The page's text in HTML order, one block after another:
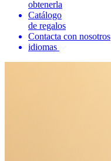
obtenerla
Catálogo
de regalos
Contacta con nosotros
idiomas